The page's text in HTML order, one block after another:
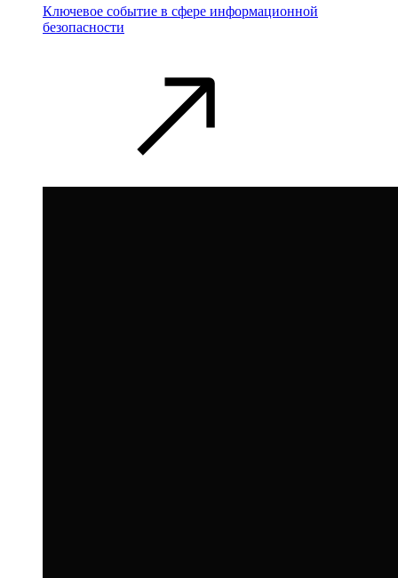
Ключевое событие в сфере информационной
безопасности